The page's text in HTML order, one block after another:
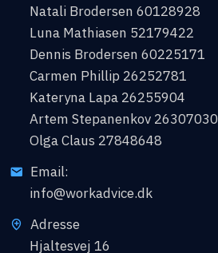
Natali Brodersen 60128928
Luna Mathiasen 52179422
Dennis Brodersen 60225171
Carmen Phillip 26252781
Kateryna Lapa 26255904
Artem Stepanenkov 26307030
Olga Claus 27848648
Email:
info@workadvice.dk
Adresse
Hjaltesvej 16